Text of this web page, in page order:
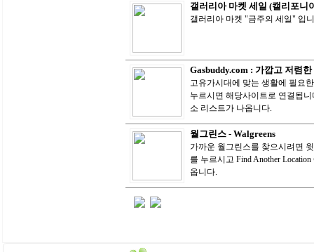
갤러리아 마켓 세일 (캘리포니
갤러리아 마켓 "금주의 세일" 입
Gasbuddy.com : 가깝고 저렴
고유가시대에 맞는 생활에 필요
누르시면 해당사이트로 연결됩
소 리스트가 나옵니다.
월그린스 - Walgreens
가까운 월그린스를 찾으시려면
를 누르시고 Find Another
옵니다.